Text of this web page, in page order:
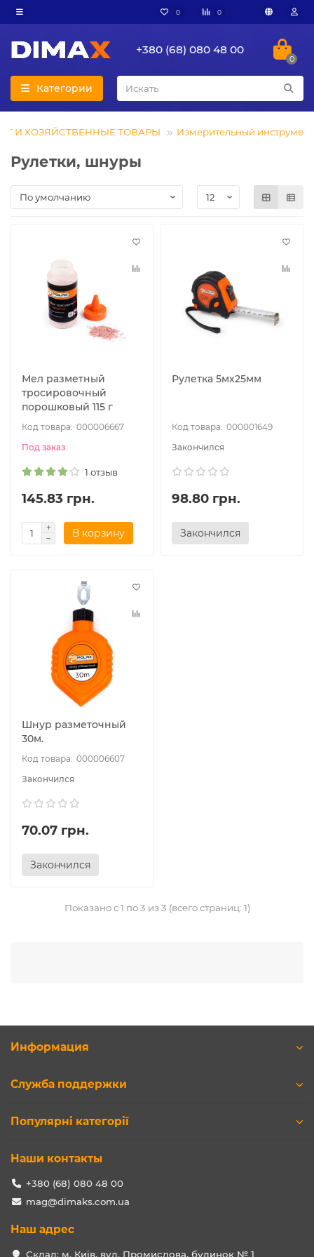
0 0
+380 (68) 080 48 00
0
Категории
И ХОЗЯЙСТВЕННЫЕ ТОВАРЫ Измерительный инструмент
Рулетки, шнуры
Мел разметный
тросировочный
порошковый 115 г
000006667
Под заказ
1 отзыв
145.83 грн.
В корзину
Рулетка 5мх25мм
000001649
Закончился
98.80 грн.
Закончился
Шнур разметочный
30м.
000006607
Закончился
70.07 грн.
Закончился
Показано с 1 по 3 из 3 (всего страниц: 1)
Информация
Служба поддержки
Популярні категорії
Наши контакты
+380 (68) 080 48 00
mag@dimaks.com.ua
Наш адрес
Склад: м. Київ, вул. Промислова, будинок № 1